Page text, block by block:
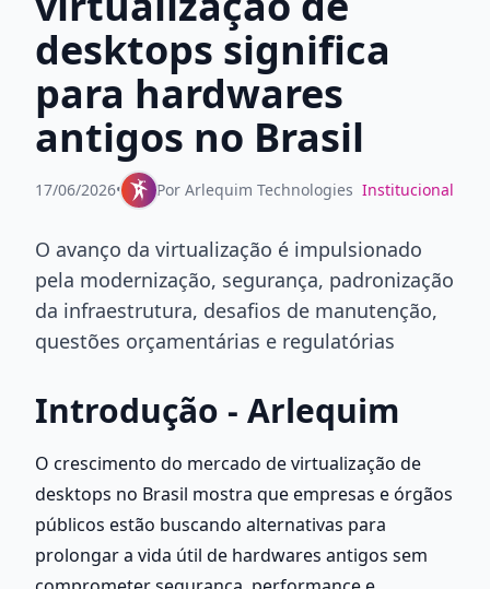
desktops significa
para hardwares
antigos no Brasil
17/06/2026• Por Arlequim Technologies Institucional
O avanço da virtualização é impulsionado
pela modernização, segurança, padronização
da infraestrutura, desafios de manutenção,
questões orçamentárias e regulatórias
Introdução - Arlequim
O crescimento do mercado de virtualização de
desktops no Brasil mostra que empresas e órgãos
públicos estão buscando alternativas para
prolongar a vida útil de hardwares antigos sem